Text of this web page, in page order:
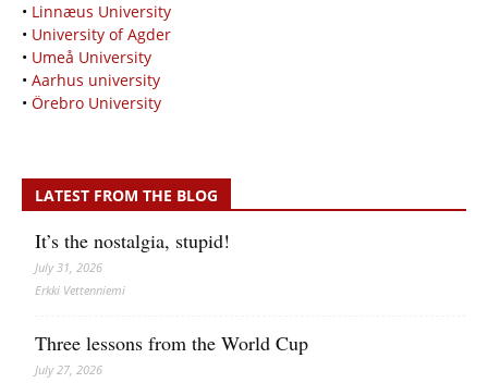
• Linnæus University
• University of Agder
• Umeå University
• Aarhus university
• Örebro University
LATEST FROM THE BLOG
It’s the nostalgia, stupid!
July 31, 2026
Erkki Vetten­­niemi
Three lessons from the World Cup
July 27, 2026